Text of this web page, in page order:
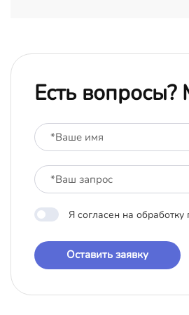
Есть
Я согласен на
Оставить заявку